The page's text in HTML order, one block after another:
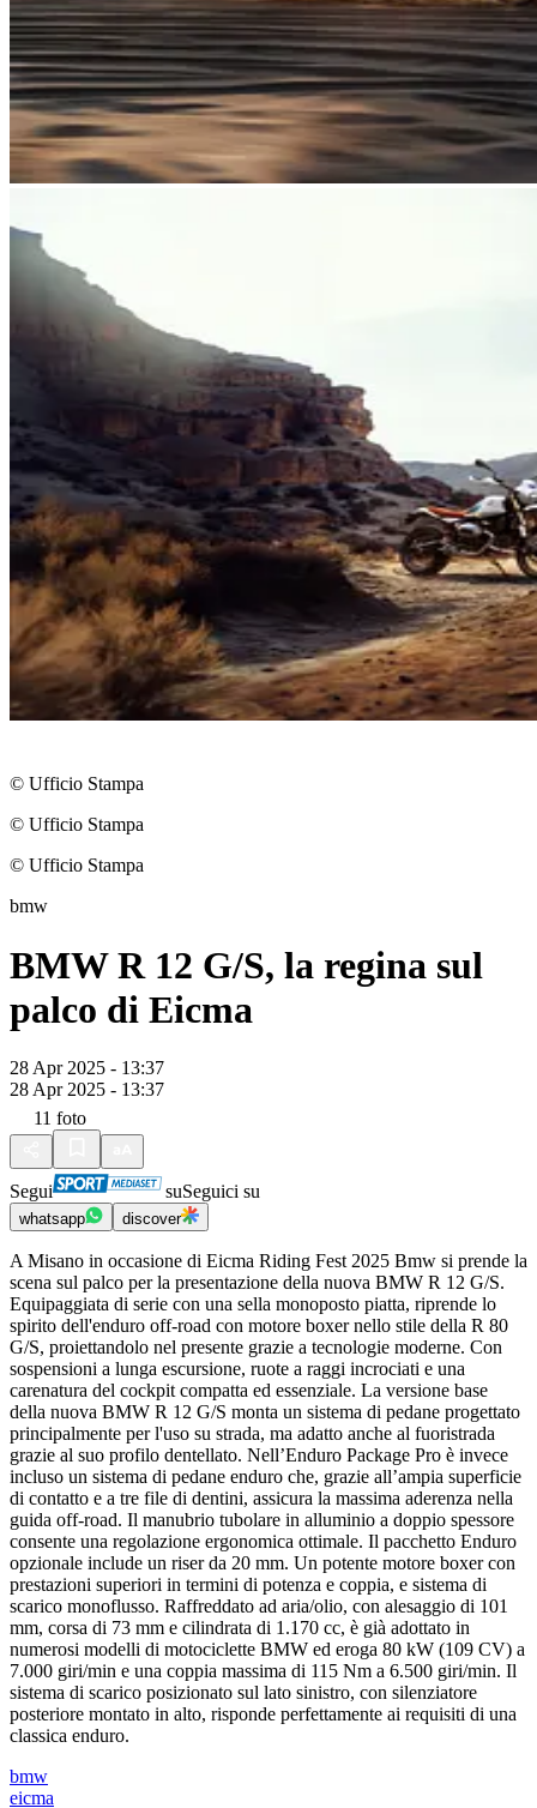
© Ufficio Stampa
© Ufficio Stampa
© Ufficio Stampa
bmw
BMW R 12 G/S, la regina sul
palco di Eicma
28 Apr 2025 - 13:37
28 Apr 2025 - 13:37
11 foto
Segui suSeguici su
whatsapp discover
A Misano in occasione di Eicma Riding Fest 2025 Bmw si prende la
scena sul palco per la presentazione della nuova BMW R 12 G/S.
Equipaggiata di serie con una sella monoposto piatta, riprende lo
spirito dell'enduro off-road con motore boxer nello stile della R 80
G/S, proiettandolo nel presente grazie a tecnologie moderne. Con
sospensioni a lunga escursione, ruote a raggi incrociati e una
carenatura del cockpit compatta ed essenziale. La versione base
della nuova BMW R 12 G/S monta un sistema di pedane progettato
principalmente per l'uso su strada, ma adatto anche al fuoristrada
grazie al suo profilo dentellato. Nell’Enduro Package Pro è invece
incluso un sistema di pedane enduro che, grazie all’ampia superficie
di contatto e a tre file di dentini, assicura la massima aderenza nella
guida off-road. Il manubrio tubolare in alluminio a doppio spessore
consente una regolazione ergonomica ottimale. Il pacchetto Enduro
opzionale include un riser da 20 mm. Un potente motore boxer con
prestazioni superiori in termini di potenza e coppia, e sistema di
scarico monoflusso. Raffreddato ad aria/olio, con alesaggio di 101
mm, corsa di 73 mm e cilindrata di 1.170 cc, è già adottato in
numerosi modelli di motociclette BMW ed eroga 80 kW (109 CV) a
7.000 giri/min e una coppia massima di 115 Nm a 6.500 giri/min. Il
sistema di scarico posizionato sul lato sinistro, con silenziatore
posteriore montato in alto, risponde perfettamente ai requisiti di una
classica enduro.
bmw
eicma